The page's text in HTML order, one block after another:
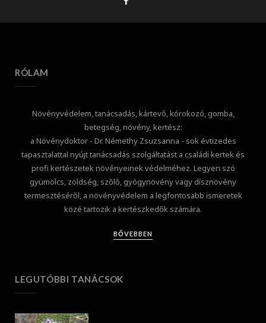
RÓLAM
Növényvédelem, tanácsadás, kártevő, kórokozó, gomba,
betegség, növény, kertész:
a Növénydoktor - Dr. Némethy Zsuzsanna - sok évtizedes
tapasztalattal nyújt tanácsadás szolgáltatást a családi kertek és
profi kertészetek növényeinek védelméhez. Legyen szó
gyümölcs, zöldség, szőlő, gyógynövény vagy dísznövény
termesztéséről, a növényvédelem a legfontosabb ismeretek
közé tartozik a kertészkedők számára.
BŐVEBBEN
LEGUTÓBBI TANÁCSOK